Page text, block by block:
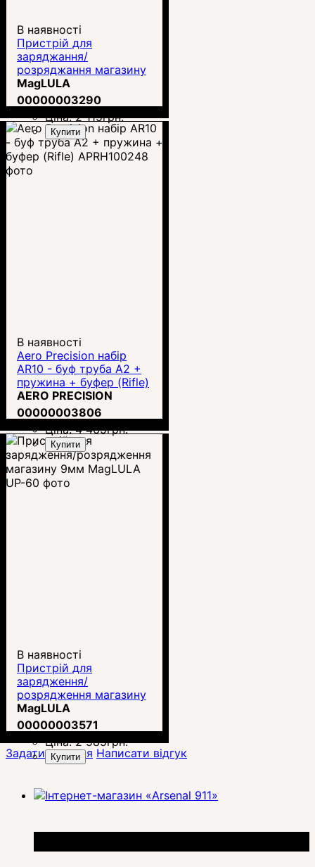
В наявності
Пристрій для
заряджання/
розряджання магазину
MagLULA Gen.2 для
AR15/M4 .223
MagLULA
00000003290
Ціна:2 115грн.
Купити
В наявності
Aero Precision набір
AR10 - буф труба A2 +
пружина + буфер (Rifle)
APRH100248
AERO PRECISION
00000003806
Ціна:4 465грн.
Купити
В наявності
Пристрій для
зарядження/
розрядження магазину
9мм MagLULA UP-60
MagLULA
00000003571
Ціна:2 585грн.
Купити
Задати питання Написати відгук